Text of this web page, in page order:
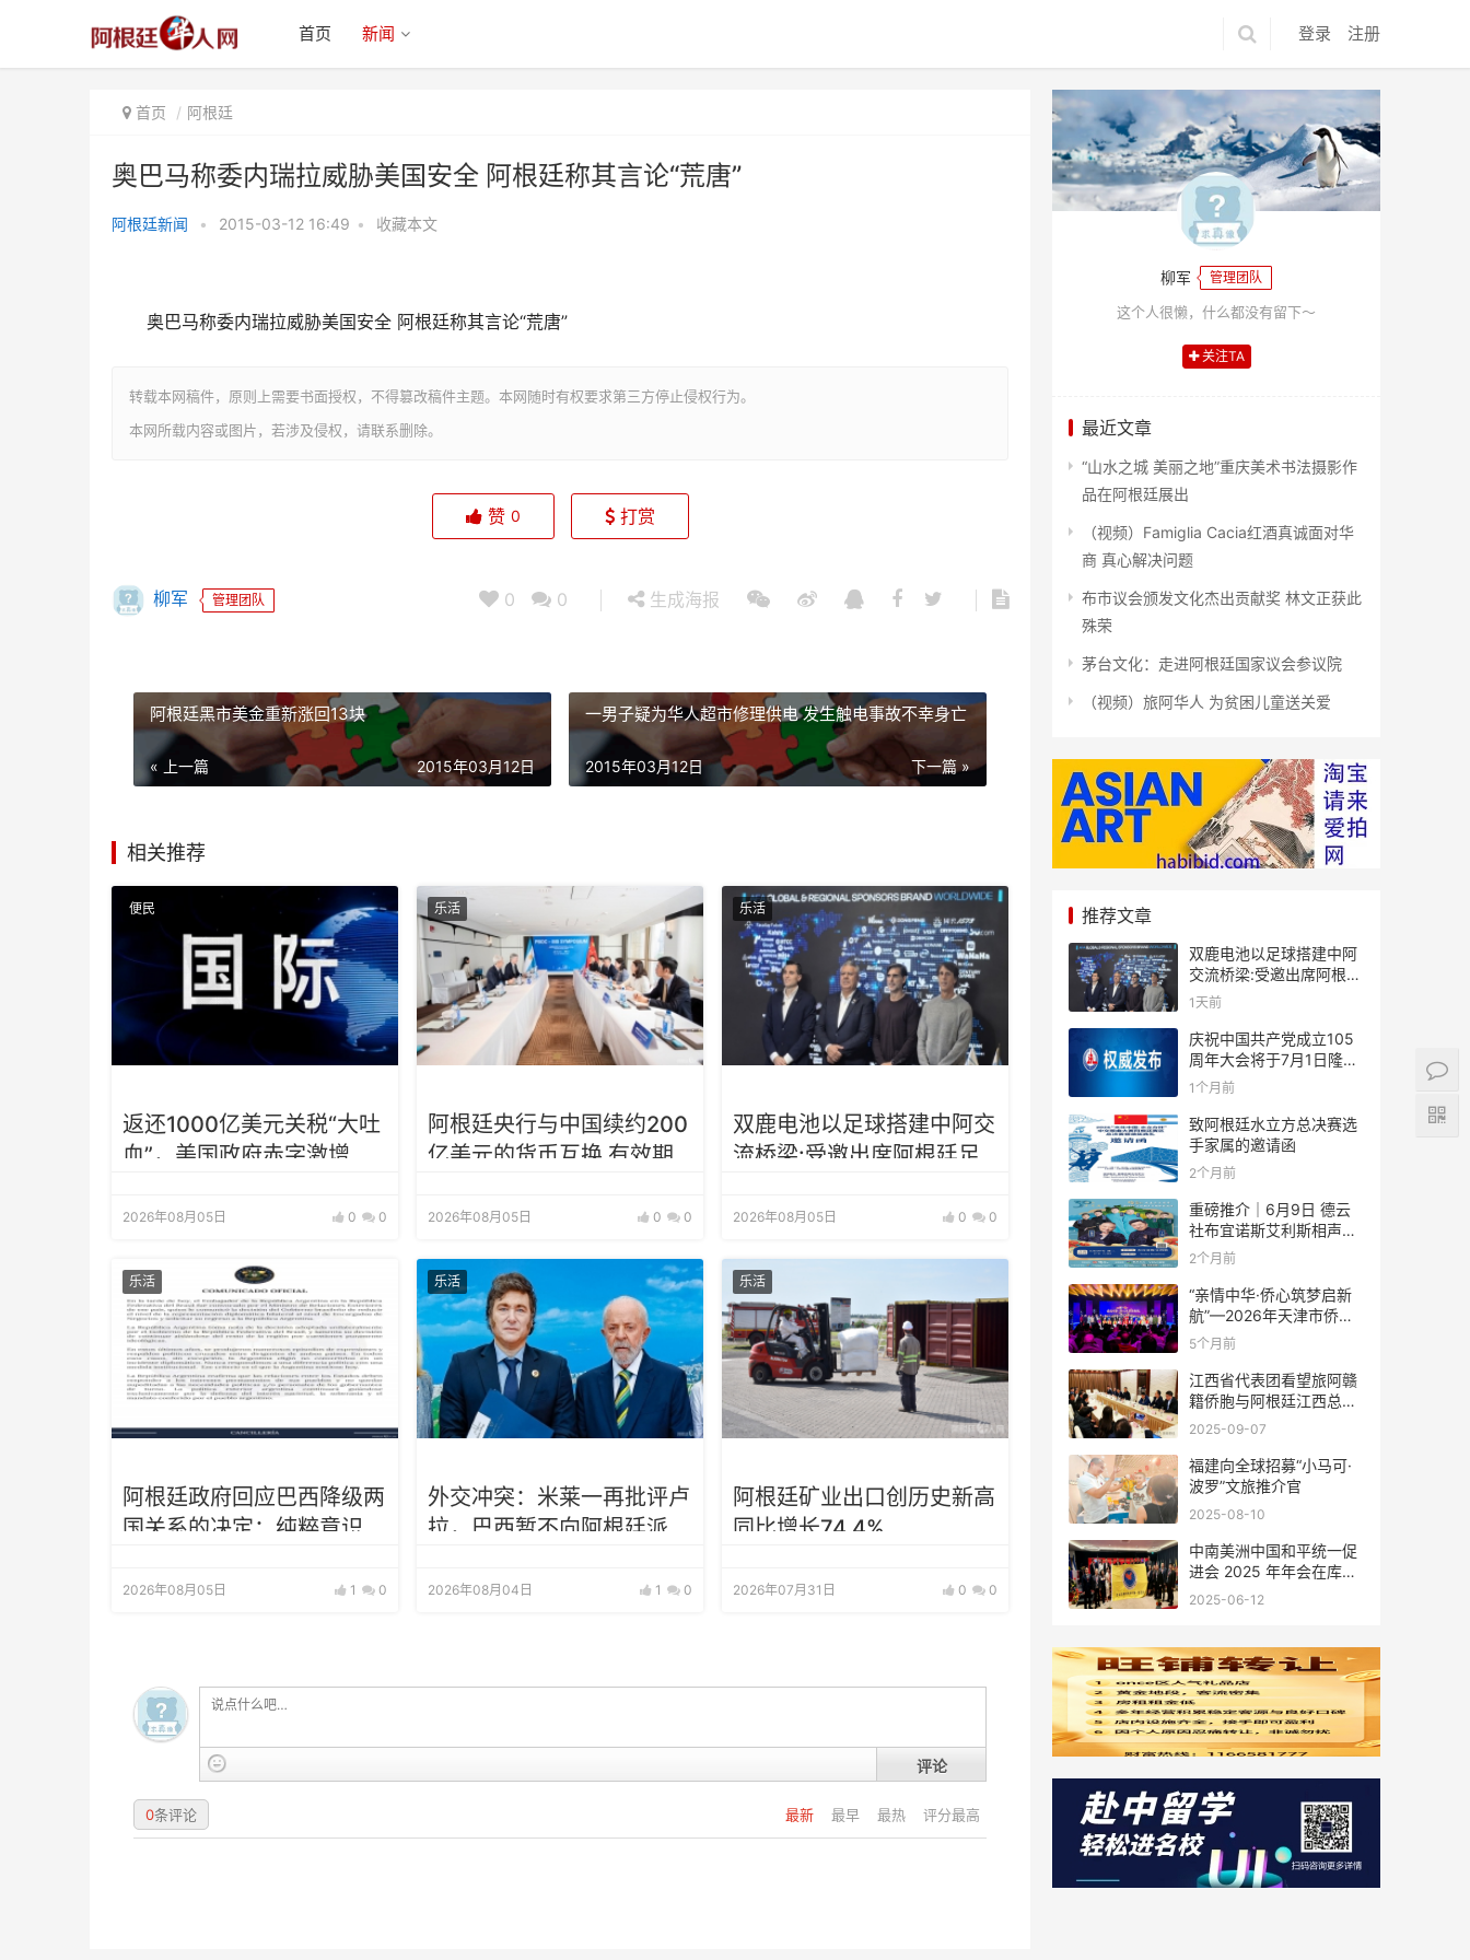
登录 注册
首页 新闻
首页 阿根廷
奥巴马称委内瑞拉威胁美国安全 阿根廷称其言论“荒唐”
阿根廷新闻 • 2015-03-12 16:49 • 收藏本文
奥巴马称委内瑞拉威胁美国安全 阿根廷称其言论“荒唐”
转载本网稿件，原则上需要书面授权，不得篡改稿件主题。本网随时有权要求第三方停止侵权行为。
本网所载内容或图片，若涉及侵权，请联系删除。
赞 0 打赏
柳军 管理团队 0 0 生成海报
阿根廷黑市美金重新涨回13块
« 上一篇 2015年03月12日
一男子疑为华人超市修理供电 发生触电事故不幸身亡
下一篇 »
2015年03月12日
相关推荐
便民
返还1000亿美元关税“大吐
血”，美国政府赤字激增
2026年08月05日 0 0
乐活
阿根廷央行与中国续约200
亿美元的货币互换 有效期
2026年08月05日 0 0
乐活
双鹿电池以足球搭建中阿交
流桥梁:受邀出席阿根廷足
2026年08月05日 0 0
乐活
阿根廷政府回应巴西降级两
国关系的决定：纯粹意识形
2026年08月05日 1 0
乐活
外交冲突：米莱一再批评卢
拉，巴西暂不向阿根廷派驻
2026年08月04日 1 0
乐活
阿根廷矿业出口创历史新高
同比增长74.4%
2026年07月31日 0 0
评论
最新 最早 最热 评分最高
0条评论
柳军 管理团队
这个人很懒，什么都没有留下～
关注TA
最近文章
“山水之城 美丽之地”重庆美术书法摄影作
品在阿根廷展出
（视频）Famiglia Cacia红酒真诚面对华
商 真心解决问题
布市议会颁发文化杰出贡献奖 林文正获此
殊荣
茅台文化：走进阿根廷国家议会参议院
（视频）旅阿华人 为贫困儿童送关爱
推荐文章
双鹿电池以足球搭建中阿
交流桥梁:受邀出席阿根廷
足协赞助商招待会！
1天前
庆祝中国共产党成立105
周年大会将于7月1日隆重
举行
1个月前
致阿根廷水立方总决赛选
手家属的邀请函
2个月前
重磅推介｜6月9日 德云
社布宜诺斯艾利斯相声专
场！国风曲艺邂逅南美风
结！
2个月前
“亲情中华·侨心筑梦启新
航”—2026年天津市侨界
新春联谊活动成功举办
5个月前
江西省代表团看望旅阿赣
籍侨胞与阿根廷江西总商
会座谈
2025-09-07
福建向全球招募“小马可·
波罗”文旅推介官
2025-08-10
中南美洲中国和平统一促
进会 2025 年年会在库拉
索圆满举行，共绘反“独”
2025-06-12